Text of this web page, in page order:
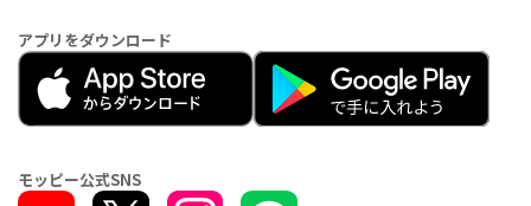
アプリをダウンロード
モッピー公式SNS